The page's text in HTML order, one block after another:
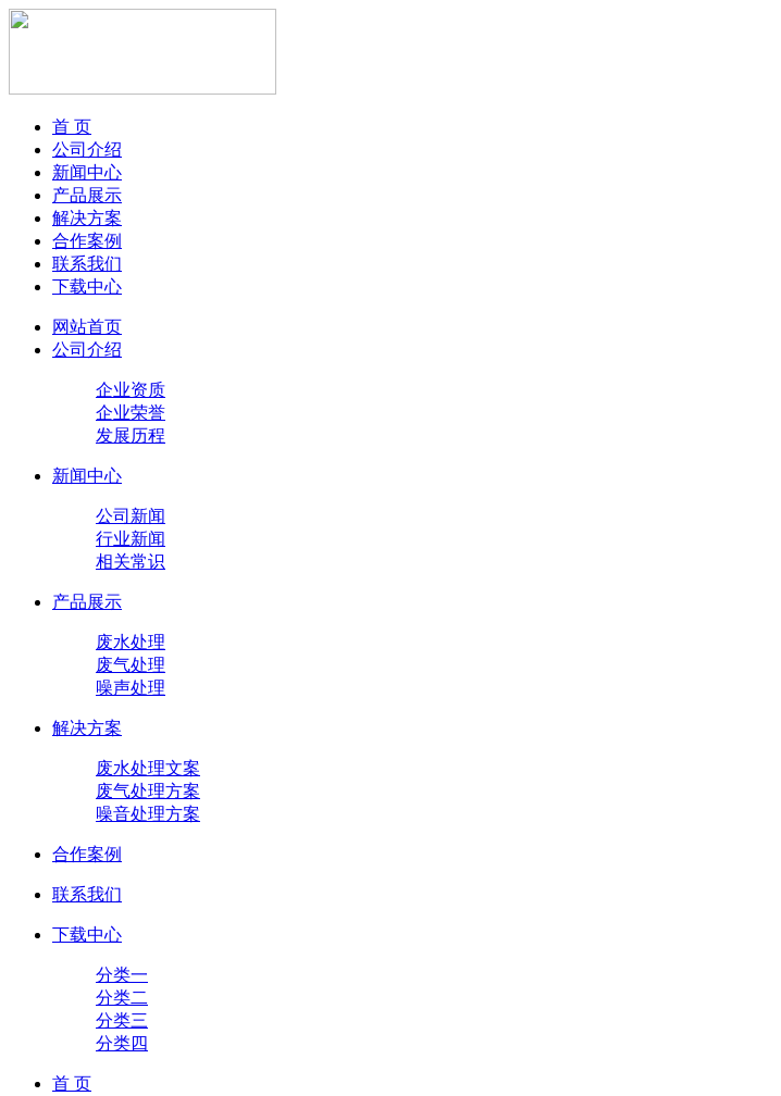
首 页
公司介绍
新闻中心
产品展示
解决方案
合作案例
联系我们
下载中心
网站首页
公司介绍
企业资质
企业荣誉
发展历程
新闻中心
公司新闻
行业新闻
相关常识
产品展示
废水处理
废气处理
噪声处理
解决方案
废水处理文案
废气处理方案
噪音处理方案
合作案例
联系我们
下载中心
分类一
分类二
分类三
分类四
首 页